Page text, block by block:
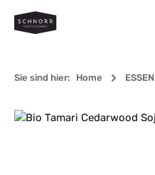
Zum Hauptinhalt springen
Sie sind hier: Home ESSEN
Bildergalerie überspringen